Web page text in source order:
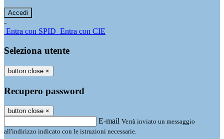
-
Entra con SPID Entra con CIE
Seleziona utente
button close ×
Recupero password
button close ×
E-mail Verrà inviato un messaggio
all'indirizzo indicato con le istruzioni necessarie.